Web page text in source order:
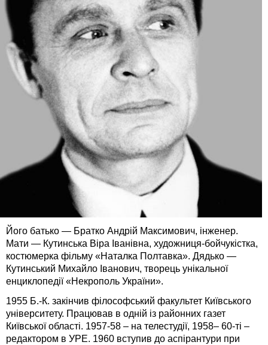
Його батько — Братко Андрій Максимович, інженер.
Мати — Кутинська Віра Іванівна, художниця-бойчукістка,
костюмерка фільму «Наталка Полтавка». Дядько —
Кутинський Михайло Іванович, творець унікальної
енциклопедії «Некрополь України».
1955 Б.-К. закінчив філософський факультет Київського
університету. Працював в одній із районних газет
Київської області. 1957-58 – на телестудії, 1958– 60-ті –
редактором в УРЕ. 1960 вступив до аспірантури при